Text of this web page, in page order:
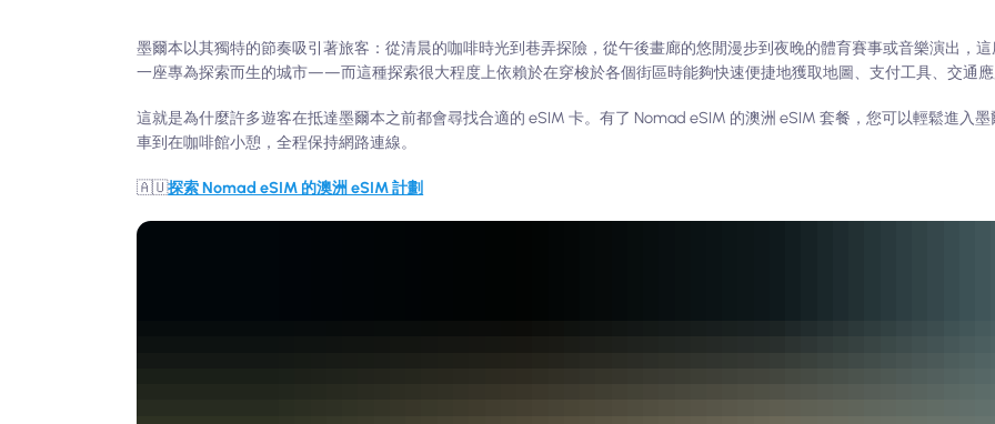
墨爾本以其獨特的節奏吸引著旅客：從清晨的咖啡時光到巷弄探險，從午後畫廊的悠閒漫步到夜晚的體育賽事或音樂演出，
一座專為探索而生的城市——而這種探索很大程度上依賴於在穿梭於各個街區時能夠快速便捷地獲取地圖、支付工具、交通應
這就是為什麼許多遊客在抵達墨爾本之前都會尋找合適的 eSIM 卡。有了 Nomad eSIM 的澳洲 eSIM 套餐，您可以輕鬆進入
車到在咖啡館小憩，全程保持網路連線。
🇦🇺探索 Nomad eSIM 的澳洲 eSIM 計劃